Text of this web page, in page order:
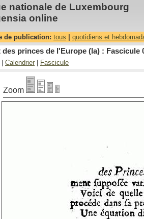
nationale de Luxembourg
online
de publication: tous quotidiens et
princes de l'Europe (la) : Fascicule
Calendrier Fascicule
Zoom